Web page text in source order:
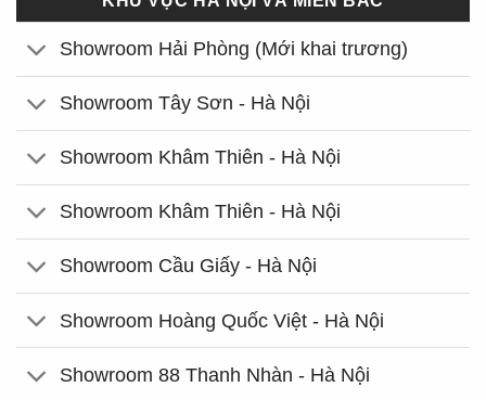
Showroom Hải Phòng (Mới khai trương)
Showroom Tây Sơn - Hà Nội
Showroom Khâm Thiên - Hà Nội
Showroom Khâm Thiên - Hà Nội
Showroom Cầu Giấy - Hà Nội
Showroom Hoàng Quốc Việt - Hà Nội
Showroom 88 Thanh Nhàn - Hà Nội